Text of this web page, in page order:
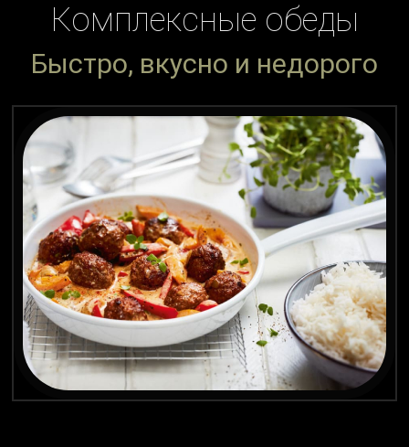
Комплексные обеды
Быстро, вкусно и недорого